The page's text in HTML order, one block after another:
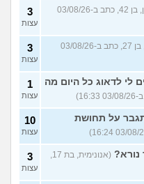
(דן, בן 42, כתב ב-03/08/26
3
עצות
(אנושי, בן 27, כתב ב-03/08/26
3
עצות
לי לדאוג כל היום מה
1
עצות
על תחושת
10
עצות
נורא?
(אנונימית, בת 17,
3
עצות